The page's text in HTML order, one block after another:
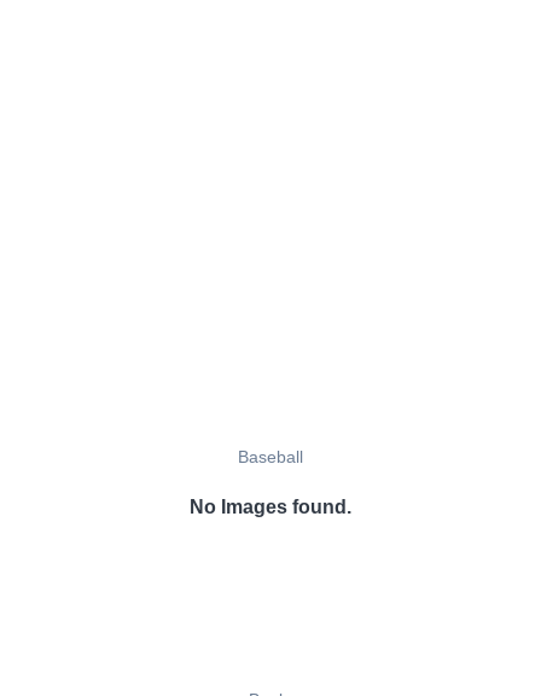
Baseball
No Images found.